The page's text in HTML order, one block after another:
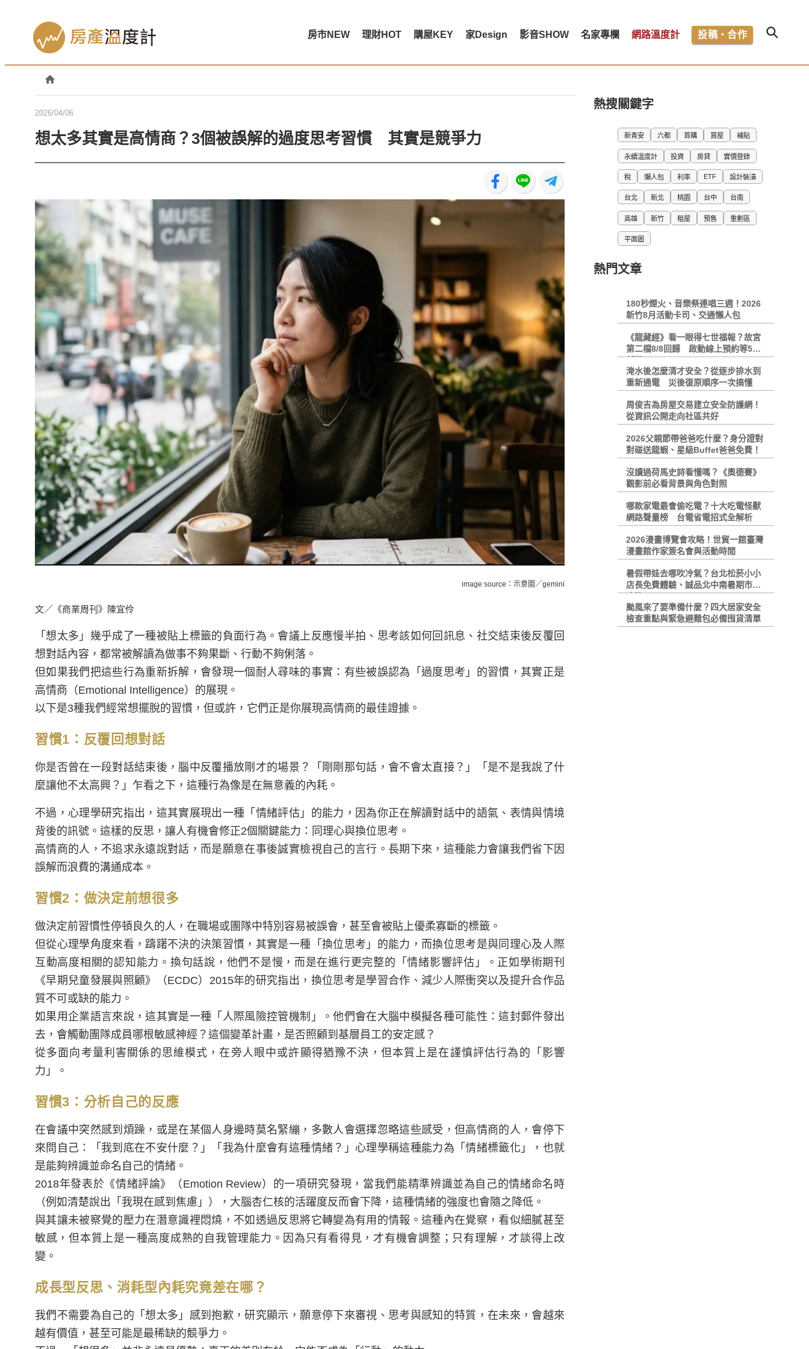
房市NEW 理財HOT 購屋KEY 家Design 影音SHOW 名家專欄 網路溫度計 投稿・合作
2026/04/06
想太多其實是高情商？3個被誤解的過度思考習慣 其實是競爭力
image source：示意圖／gemini
文／《商業周刊》陳宜伶
「想太多」幾乎成了一種被貼上標籤的負面行為。會議上反應慢半拍、思考該如何回訊息、社交結束後反覆回
想對話內容，都常被解讀為做事不夠果斷、行動不夠俐落。
但如果我們把這些行為重新拆解，會發現一個耐人尋味的事實：有些被誤認為「過度思考」的習慣，其實正是
高情商（Emotional Intelligence）的展現。
以下是3種我們經常想擺脫的習慣，但或許，它們正是你展現高情商的最佳證據。
習慣1：反覆回想對話
你是否曾在一段對話結束後，腦中反覆播放剛才的場景？「剛剛那句話，會不會太直接？」「是不是我說了什
麼讓他不太高興？」乍看之下，這種行為像是在無意義的內耗。
不過，心理學研究指出，這其實展現出一種「情緒評估」的能力，因為你正在解讀對話中的語氣、表情與情境
背後的訊號。這樣的反思，讓人有機會修正2個關鍵能力：同理心與換位思考。
高情商的人，不追求永遠說對話，而是願意在事後誠實檢視自己的言行。長期下來，這種能力會讓我們省下因
誤解而浪費的溝通成本。
習慣2：做決定前想很多
做決定前習慣性停頓良久的人，在職場或團隊中特別容易被誤會，甚至會被貼上優柔寡斷的標籤。
但從心理學角度來看，躊躇不決的決策習慣，其實是一種「換位思考」的能力，而換位思考是與同理心及人際
互動高度相關的認知能力。換句話說，他們不是慢，而是在進行更完整的「情緒影響評估」。正如學術期刊
《早期兒童發展與照顧》（ECDC）2015年的研究指出，換位思考是學習合作、減少人際衝突以及提升合作品
質不可或缺的能力。
如果用企業語言來說，這其實是一種「人際風險控管機制」。他們會在大腦中模擬各種可能性：這封郵件發出
去，會觸動團隊成員哪根敏感神經？這個變革計畫，是否照顧到基層員工的安定感？
從多面向考量利害關係的思維模式，在旁人眼中或許顯得猶豫不決，但本質上是在謹慎評估行為的「影響
力」。
習慣3：分析自己的反應
在會議中突然感到煩躁，或是在某個人身邊時莫名緊繃，多數人會選擇忽略這些感受，但高情商的人，會停下
來問自己：「我到底在不安什麼？」「我為什麼會有這種情緒？」心理學稱這種能力為「情緒標籤化」，也就
是能夠辨識並命名自己的情緒。
2018年發表於《情緒評論》（Emotion Review）的一項研究發現，當我們能精準辨識並為自己的情緒命名時
（例如清楚說出「我現在感到焦慮」），大腦杏仁核的活躍度反而會下降，這種情緒的強度也會隨之降低。
與其讓未被察覺的壓力在潛意識裡悶燒，不如透過反思將它轉變為有用的情報。這種內在覺察，看似細膩甚至
敏感，但本質上是一種高度成熟的自我管理能力。因為只有看得見，才有機會調整；只有理解，才談得上改
變。
成長型反思、消耗型內耗究竟差在哪？
我們不需要為自己的「想太多」感到抱歉，研究顯示，願意停下來審視、思考與感知的特質，在未來，會越來
越有價值，甚至可能是最稀缺的競爭力。
熱搜關鍵字
新青安 六都 首購 賞屋 補貼
永續溫度計 投資 房貸 實價登錄
稅 懶人包 利率 ETF 設計裝潢
台北 新北 桃園 台中 台南
高雄 新竹 租屋 預售 重劃區
平面圖
熱門文章
180秒煙火、音樂祭連唱三週！2026
新竹8月活動卡司、交通懶人包
《龍藏經》看一眼得七世福報？故宮
第二檔8/8回歸 啟動線上預約等5大
新招
淹水後怎麼清才安全？從逐步排水到
重新通電 災後復原順序一次搞懂
周俊吉為房屋交易建立安全防護網！
從資訊公開走向社區共好
2026父親節帶爸爸吃什麼？身分證對
對碰送龍蝦、星級Buffet爸爸免費！
沒讀過荷馬史詩看懂嗎？《奧德賽》
觀影前必看背景與角色對照
哪款家電最會偷吃電？十大吃電怪獸
網路聲量榜 台電省電招式全解析
2026漫畫博覽會攻略！世貿一館臺灣
漫畫館作家簽名會與活動時間
暑假帶娃去哪吹冷氣？台北松菸小小
店長免費體驗、誠品北中南暑期市集
攻略
颱風來了要準備什麼？四大居家安全
檢查重點與緊急避難包必備囤貨清單